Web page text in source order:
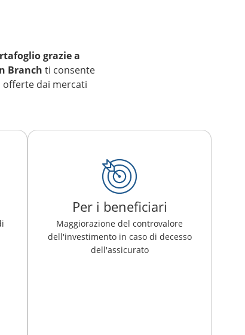
grazie a
Branch ti consente
dai mercati
Per i beneficiari
Maggiorazione del controvalore
dell'investimento in caso di decesso
dell'assicurato